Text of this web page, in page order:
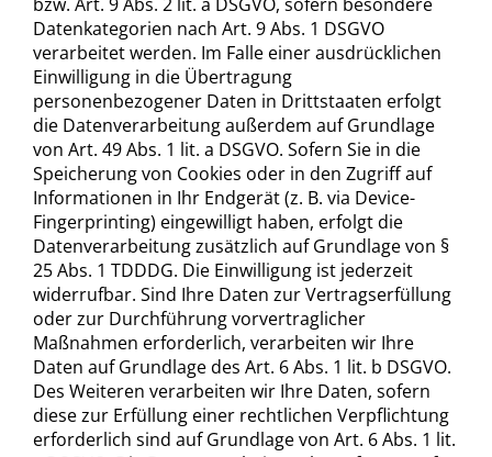
Datenkategorien nach Art. 9 Abs. 1 DSGVO
verarbeitet werden. Im Falle einer ausdrücklichen
Einwilligung in die Übertragung
personenbezogener Daten in Drittstaaten erfolgt
die Datenverarbeitung außerdem auf Grundlage
von Art. 49 Abs. 1 lit. a DSGVO. Sofern Sie in die
Speicherung von Cookies oder in den Zugriff auf
Informationen in Ihr Endgerät (z. B. via Device-
Fingerprinting) eingewilligt haben, erfolgt die
Datenverarbeitung zusätzlich auf Grundlage von §
25 Abs. 1 TDDDG. Die Einwilligung ist jederzeit
widerrufbar. Sind Ihre Daten zur Vertragserfüllung
oder zur Durchführung vorvertraglicher
Maßnahmen erforderlich, verarbeiten wir Ihre
Daten auf Grundlage des Art. 6 Abs. 1 lit. b DSGVO.
Des Weiteren verarbeiten wir Ihre Daten, sofern
diese zur Erfüllung einer rechtlichen Verpflichtung
erforderlich sind auf Grundlage von Art. 6 Abs. 1 lit.